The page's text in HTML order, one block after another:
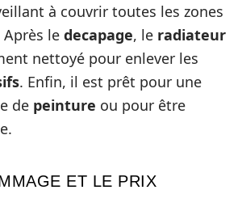
à couvrir toutes les zones
le decapage, le radiateur
nettoyé pour enlever les
. Enfin, il est prêt pour une
de peinture ou pour être
ET LE PRIX